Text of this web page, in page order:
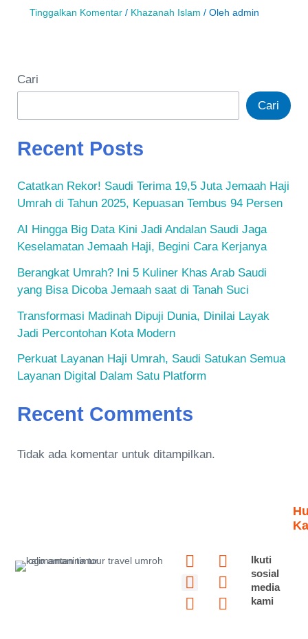
Tinggalkan Komentar / Khazanah Islam / Oleh admin
Cari
Cari
Recent Posts
Catatkan Rekor! Saudi Terima 19,5 Juta Jemaah Haji
Umrah di Tahun 2025, Kepuasan Tembus 94 Persen
AI Hingga Big Data Kini Jadi Andalan Saudi Jaga
Keselamatan Jemaah Haji, Begini Cara Kerjanya
Berangkat Umrah? Ini 5 Kuliner Khas Arab Saudi
yang Bisa Dicoba Jemaah saat di Tanah Suci
Transformasi Madinah Dipuji Dunia, Dinilai Layak
Jadi Percontohan Kota Modern
Perkuat Layanan Haji Umrah, Saudi Satukan Semua
Layanan Digital Dalam Satu Platform
Recent Comments
Tidak ada komentar untuk ditampilkan.
Y
o
u
t
F
a
c
e
I
n
s
t
T
i
k
t
P
i
n
t
T
w
i
t
Ikuti
sosial
media
kami